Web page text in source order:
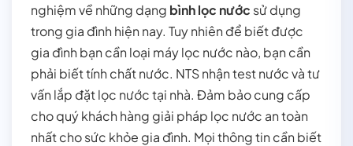
nghiệm về những dạng bình lọc nước sử dụng
trong gia đình hiện nay. Tuy nhiên để biết được
gia đình bạn cần loại máy lọc nước nào, bạn cần
phải biết tính chất nước. NTS nhận test nước và tư
vấn lắp đặt lọc nước tại nhà. Đảm bảo cung cấp
cho quý khách hàng giải pháp lọc nước an toàn
nhất cho sức khỏe gia đình. Mọi thông tin cần biết